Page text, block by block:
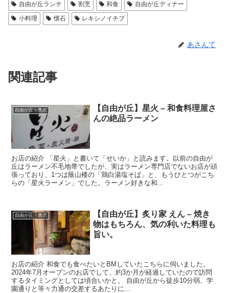
自由が丘ランチ
割烹 和食
自由が丘ディナー
小料理
懐石 レキシノイチブ
あさんて
関連記事
自由が丘・奥沢
【自由が丘】星火 – 和食料理屋さ
んの絶品ラーメン
お店の紹介 「星火」と書いて「せいか」と読みます。以前の自由が
丘はラーメン不毛地帯でしたが、実はラーメン専門店でないお店が頑
張っており、1つは蔭山楼の「鶏白湯塩そば」と、もうひとつがこち
らの「星火ラーメン」でした。ラーメン好きな和...
自由が丘・奥沢
【自由が丘】炙り家 えん – 焼き
物はもちろん、気の利いた料理も
旨い。
お店の紹介 和食でも食べたいとBMしていたこちらに伺いました。
2024年7月オープンのお店でして、約3か月が経過していたので訪問
するタイミングとしては頃合いかと。 自由が丘から徒歩10分弱、学
園通りと等々力通の交差するあたりに...